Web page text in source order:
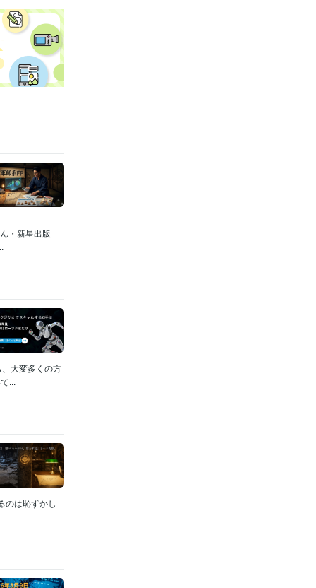
・新星出版
大変多くの方
...
のは恥ずかし